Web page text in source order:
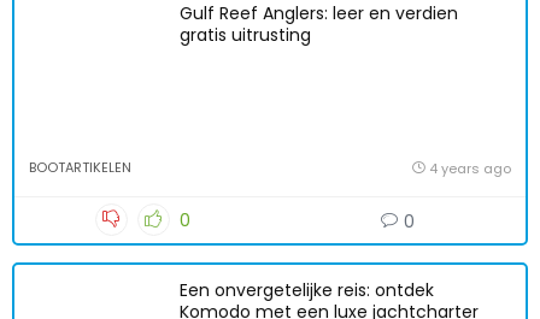
Gulf Reef Anglers: leer en verdien
gratis uitrusting
BOOTARTIKELEN 4 years ago
0 0
Een onvergetelijke reis: ontdek
Komodo met een luxe jachtcharter